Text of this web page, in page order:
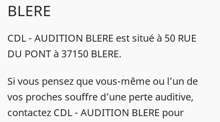
BLERE
CDL - AUDITION BLERE est situé à 50 RUE
DU PONT à 37150 BLERE.
Si vous pensez que vous-même ou l’un de
vos proches souffre d’une perte auditive,
contactez CDL - AUDITION BLERE pour